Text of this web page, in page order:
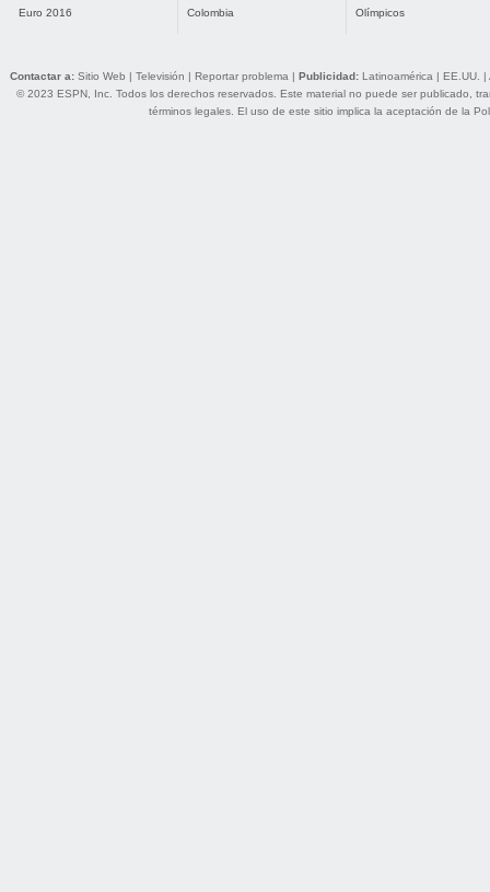
Euro 2016
Colombia
Olímpicos
Contactar a: Sitio Web | Televisión | Reportar problema | Publicidad: Latinoamérica | EE.UU. |
© 2023 ESPN, Inc. Todos los derechos reservados. Este material no puede ser publicado,
términos legales. El uso de este sitio implica la aceptación de la